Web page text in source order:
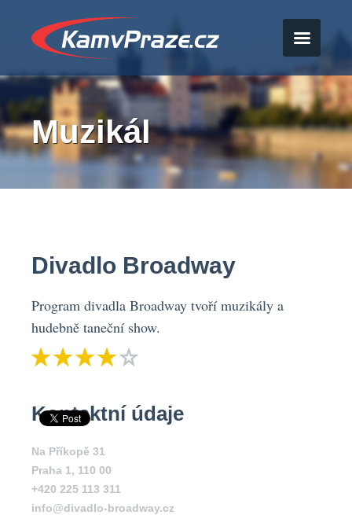
Muzikál
Divadlo Broadway
Program divadla Broadway tvoří muzikály a
hudebně taneční show.
Kontaktní údaje
Na Příkopě 31
Praha 1, 110 00
+420 225 113 311
info@divadlo-broadway.cz